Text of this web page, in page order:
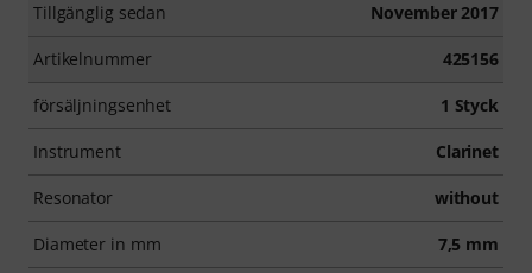
Tillgänglig sedan November 2017
Artikelnummer 425156
försäljningsenhet 1 Styck
Instrument Clarinet
Resonator without
Diameter in mm 7,5 mm